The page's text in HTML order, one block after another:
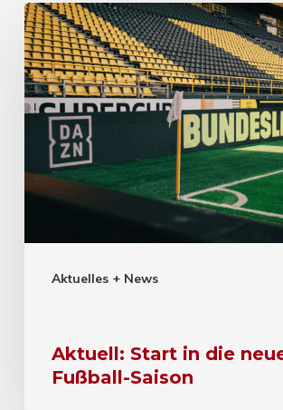
Aktuelles + News
Aktuell: Start in die
Fußball-Saison